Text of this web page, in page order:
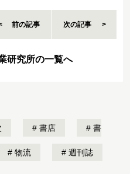
前の記事 次の記事
研究所の一覧へ
書店 書
物流 週刊誌